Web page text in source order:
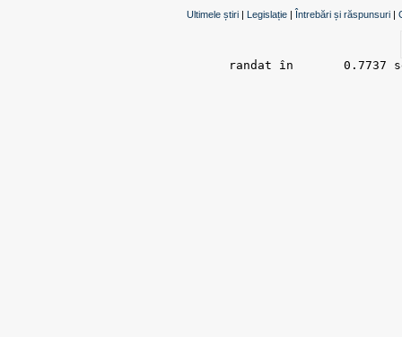
Ultimele știri | Legislație | Întrebări și răspunsuri |
randat în